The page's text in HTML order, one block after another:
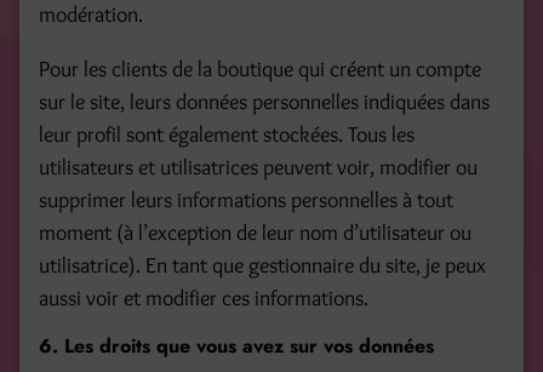
modération.
Pour les clients de la boutique qui créent un compte
sur le site, leurs données personnelles indiquées dans
leur profil sont également stockées. Tous les
utilisateurs et utilisatrices peuvent voir, modifier ou
supprimer leurs informations personnelles à tout
moment (à l’exception de leur nom d’utilisateur ou
utilisatrice). En tant que gestionnaire du site, je peux
aussi voir et modifier ces informations.
6. Les droits que vous avez sur vos données